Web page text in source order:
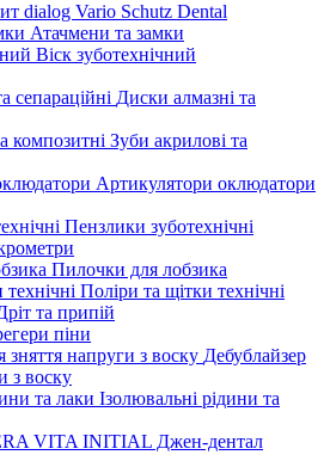
dialog Vario Schutz Dental
Атачмени та замки
Віск зуботехнічний
Диски алмазні та
Зуби акрилові та
Артикулятори оклюдатори
Пензлики зуботехнічні
Пилочки для лобзика
Поліри та щітки технічні
та припій
піни
Дебублайзер
з воску
Ізолювальні рідини та